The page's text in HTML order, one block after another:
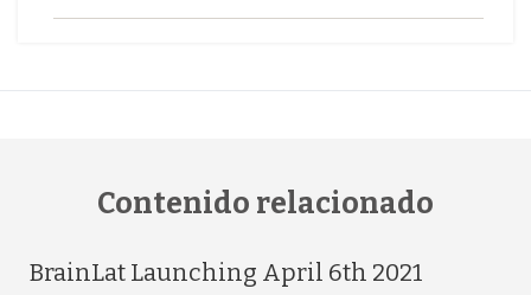
Contenido relacionado
BrainLat Launching April 6th 2021